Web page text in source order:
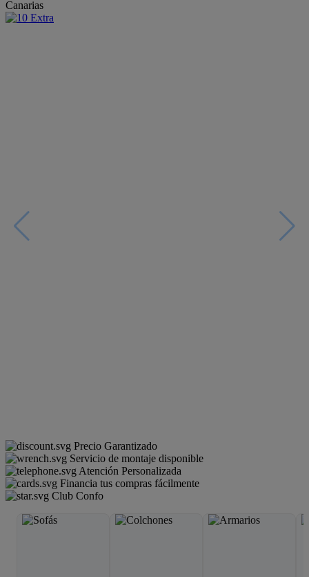
Canarias
Precio Garantizado
Servicio de montaje disponible
Atención Personalizada
Financia tus compras fácilmente
Club Confo